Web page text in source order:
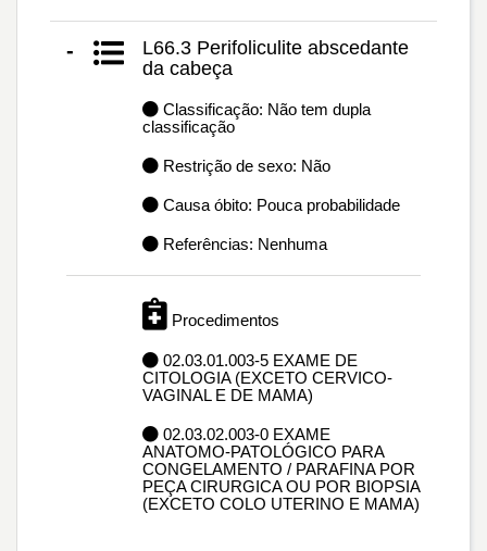
-
L66.3 Perifoliculite abscedante
da cabeça
Classificação: Não tem dupla
classificação
Restrição de sexo: Não
Causa óbito: Pouca probabilidade
Referências: Nenhuma
Procedimentos
02.03.01.003-5 EXAME DE
CITOLOGIA (EXCETO CERVICO-
VAGINAL E DE MAMA)
02.03.02.003-0 EXAME
ANATOMO-PATOLÓGICO PARA
CONGELAMENTO / PARAFINA POR
PEÇA CIRURGICA OU POR BIOPSIA
(EXCETO COLO UTERINO E MAMA)